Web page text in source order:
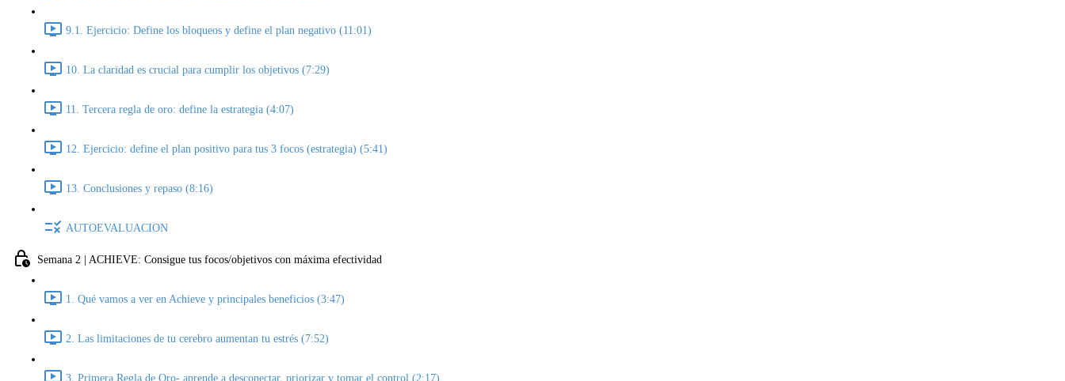
9.1. Ejercicio: Define los bloqueos y define el plan negativo (11:01)
10. La claridad es crucial para cumplir los objetivos (7:29)
11. Tercera regla de oro: define la estrategia (4:07)
12. Ejercicio: define el plan positivo para tus 3 focos (estrategia) (5:41)
13. Conclusiones y repaso (8:16)
AUTOEVALUACION
Semana 2 | ACHIEVE: Consigue tus focos/objetivos con máxima efectividad
1. Qué vamos a ver en Achieve y principales beneficios (3:47)
2. Las limitaciones de tu cerebro aumentan tu estrés (7:52)
3. Primera Regla de Oro- aprende a desconectar, priorizar y tomar el control (2:17)